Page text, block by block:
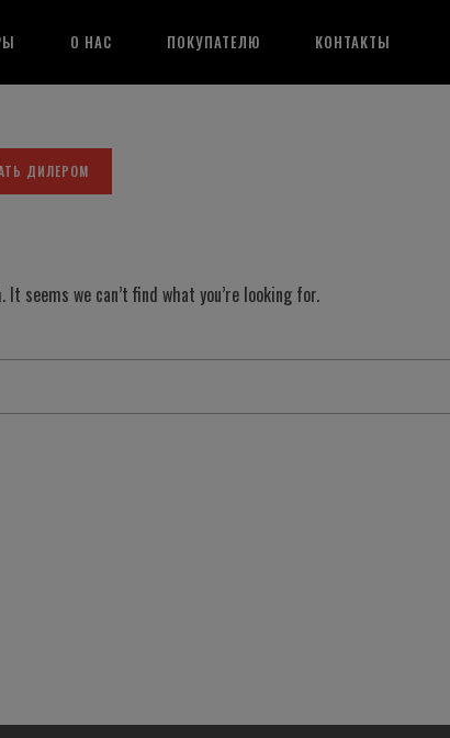
О НАС ПОКУПАТЕЛЮ КОНТАКТЫ
ДИЛЕРОМ
It seems we can’t find what you’re looking for.